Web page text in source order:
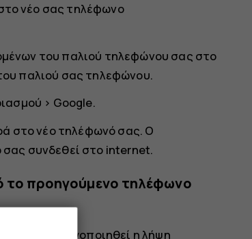
νέο σας τηλέφωνο
του παλιού τηλεφώνου σας στο
παλιού σας τηλεφώνου.
> Google.
στο νέο τηλέφωνό σας. Ο
συνδεθεί στο internet.
το προηγούμενο τηλέφωνο
είχε ενεργοποιηθεί η λήψη